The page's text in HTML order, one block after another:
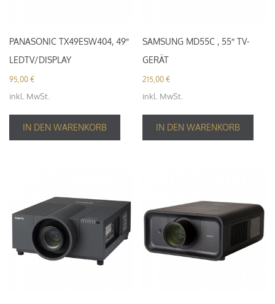
PANASONIC TX49ESW404, 49″
LEDTV/DISPLAY
95,00 €
inkl. MwSt.
IN DEN WARENKORB
SAMSUNG MD55C , 55″ TV-
GERÄT
215,00€
inkl. MwSt.
IN DEN WARENKORB